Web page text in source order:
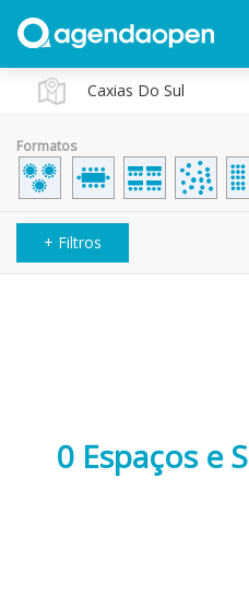
Formatos
+ Filtros
0 Espaços e